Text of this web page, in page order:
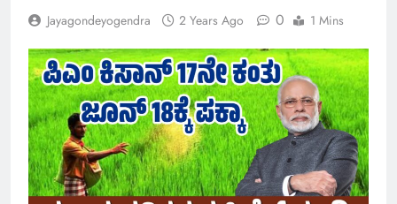
Jayagondeyogendra 2 Years Ago 0 1 Mins